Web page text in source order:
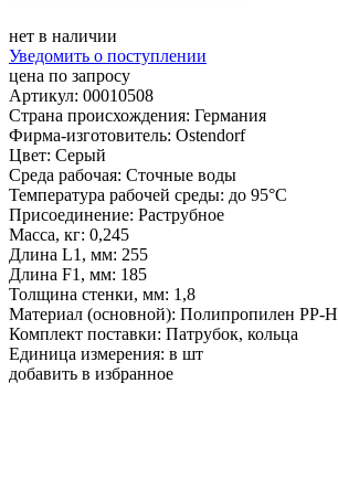
нет в наличии
Уведомить о поступлении
цена по запросу
Артикул: 00010508
Страна происхождения: Германия
Фирма-изготовитель: Ostendorf
Цвет: Серый
Среда рабочая: Сточные воды
Температура рабочей среды: до 95°С
Присоединение: Раструбное
Масса, кг: 0,245
Длина L1, мм: 255
Длина F1, мм: 185
Толщина стенки, мм: 1,8
Материал (основной): Полипропилен PP-H
Комплект поставки: Патрубок, кольца
Единица измерения: в шт
добавить в избранное